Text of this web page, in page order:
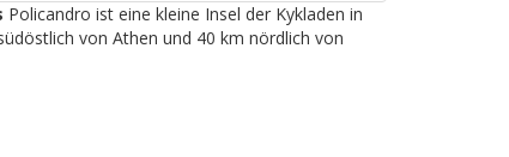
Policandro ist eine kleine Insel der Kykladen in
von Athen und 40 km nördlich von